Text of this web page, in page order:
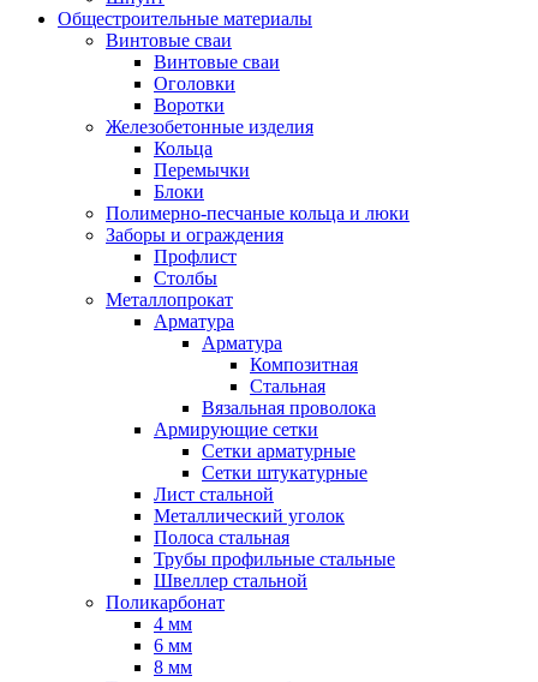
Общестроительные материалы
Винтовые сваи
Винтовые сваи
Оголовки
Воротки
Железобетонные изделия
Кольца
Перемычки
Блоки
Полимерно-песчаные кольца и люки
Заборы и ограждения
Профлист
Столбы
Металлопрокат
Арматура
Арматура
Композитная
Стальная
Вязальная проволока
Армирующие сетки
Сетки арматурные
Сетки штукатурные
Лист стальной
Металлический уголок
Полоса стальная
Трубы профильные стальные
Швеллер стальной
Поликарбонат
4 мм
6 мм
8 мм